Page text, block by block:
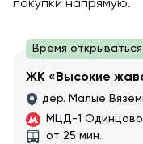
Время открываться
ЖК «Высокие
дер. Малые
МЦД-1 Одинцово
от 25 мин.